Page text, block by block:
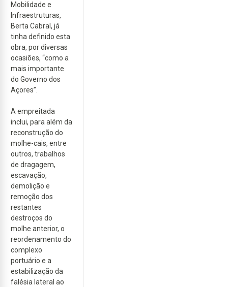
Mobilidade e
Infraestruturas,
Berta Cabral, já
tinha definido esta
obra, por diversas
ocasiões, “como a
mais importante
do Governo dos
Açores”.
A empreitada
inclui, para além da
reconstrução do
molhe-cais, entre
outros, trabalhos
de dragagem,
escavação,
demolição e
remoção dos
restantes
destroços do
molhe anterior, o
reordenamento do
complexo
portuário e a
estabilização da
falésia lateral ao